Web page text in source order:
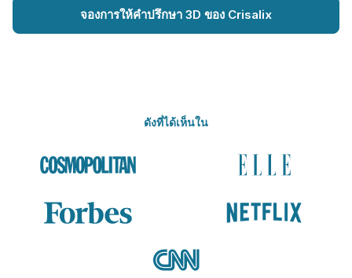
จองการให้คำปรึกษา 3D ของ Crisalix
ดังที่ได้เห็นใน